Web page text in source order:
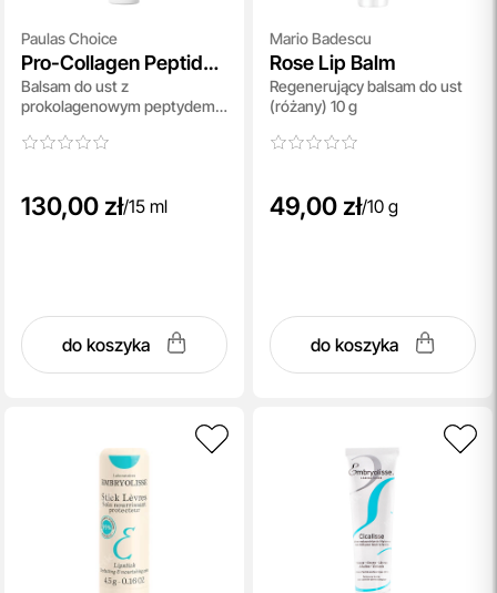
Paulas Choice
Pro-Collagen Peptide
Gloss Balm
Balsam do ust z
prokolagenowym peptydem
130,00 zł/15 ml
do koszyka
Mario Badescu
Rose Lip Balm
Regenerujący balsam do ust
(różany) 10 g
49,00 zł/10 g
do koszyka